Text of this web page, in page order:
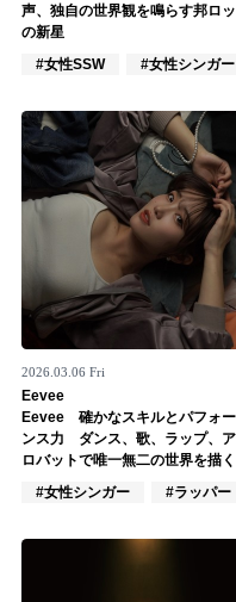
Follow us
Official SNS
声、独自の世界観を鳴らす邦ロ
の新星
#女性SSW
#女性シンガー
2026.03.06 Fri
Eevee
Eevee 確かなスキルとパフォ
ンス力 ダンス、歌、ラップ、
ロバットで唯一無二の世界を描く
#女性シンガー
#ラッパー